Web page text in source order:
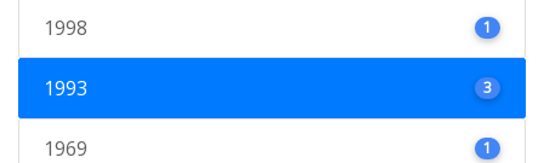
1998 1
1993 3
1969 1